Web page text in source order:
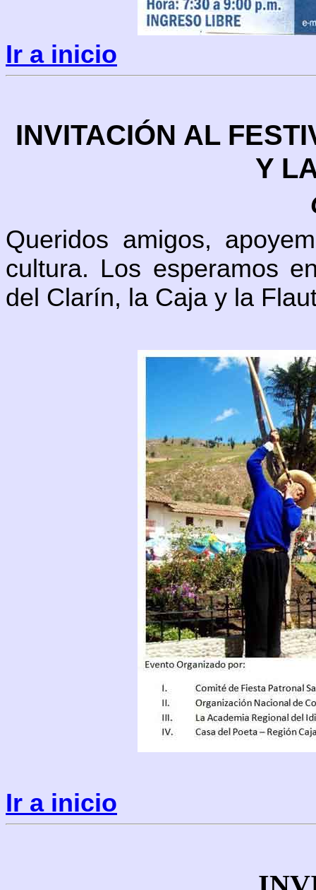
Ir a inicio
INVITACIÓN AL
Y
Queridos amigos,
cultura. Los esperamos
del Clarín, la Caja y la
Ir a inicio